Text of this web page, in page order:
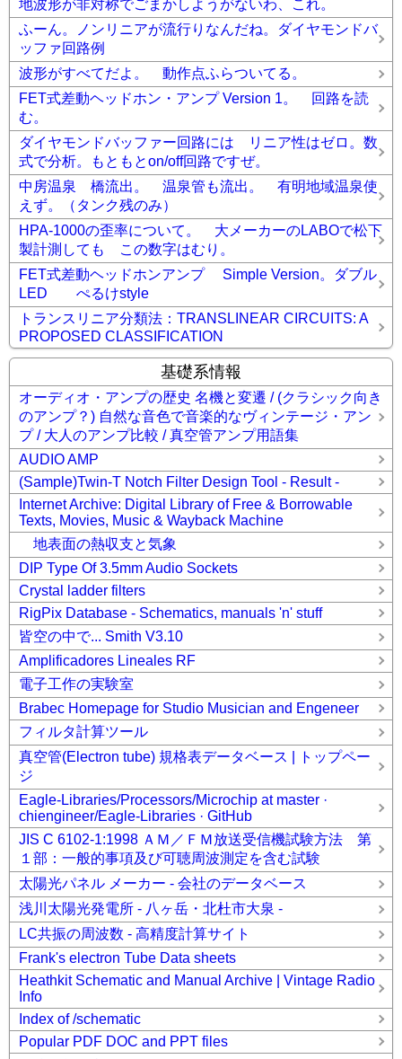
地波形が非対称でごまかしようがないわ、これ。
ふーん。ノンリニアが流行りなんだね。ダイヤモンドバ
ッファ回路例
波形がすべてだよ。 動作点ふらついてる。
FET式差動ヘッドホン・アンプ Version 1。 回路を読
む。
ダイヤモンドバッファー回路には リニア性はゼロ。数
式で分析。もともとon/off回路ですぜ。
中房温泉 橋流出。 温泉管も流出。 有明地域温泉使
えず。（タンク残のみ）
HPA-1000の歪率について。 大メーカーのLABOで松下
製計測しても この数字はむり。
FET式差動ヘッドホンアンプ Simple Version。ダブル
LED ぺるけstyle
トランスリニア分類法：TRANSLINEAR CIRCUITS: A
PROPOSED CLASSIFICATION
基礎系情報
オーディオ・アンプの歴史 名機と変遷 / (クラシック向き
のアンプ？) 自然な音色で音楽的なヴィンテージ・アン
プ / 大人のアンプ比較 / 真空管アンプ用語集
AUDIO AMP
(Sample)Twin-T Notch Filter Design Tool - Result -
Internet Archive: Digital Library of Free & Borrowable
Texts, Movies, Music & Wayback Machine
地表面の熱収支と気象
DIP Type Of 3.5mm Audio Sockets
Crystal ladder filters
RigPix Database - Schematics, manuals 'n' stuff
皆空の中で... Smith V3.10
Amplificadores Lineales RF
電子工作の実験室
Brabec Homepage for Studio Musician and Engeneer
フィルタ計算ツール
真空管(Electron tube) 規格表データベース | トップペー
ジ
Eagle-Libraries/Processors/Microchip at master ·
chiengineer/Eagle-Libraries · GitHub
JIS C 6102-1:1998 ＡＭ／ＦＭ放送受信機試験方法 第
１部：一般的事項及び可聴周波測定を含む試験
太陽光パネル メーカー - 会社のデータベース
浅川太陽光発電所 - 八ヶ岳・北杜市大泉 -
LC共振の周波数 - 高精度計算サイト
Frank's electron Tube Data sheets
Heathkit Schematic and Manual Archive | Vintage Radio
Info
Index of /schematic
Popular PDF DOC and PPT files